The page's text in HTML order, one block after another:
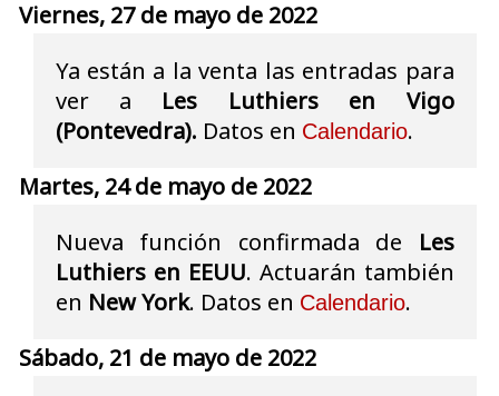
Viernes, 27 de mayo de 2022
Ya están a la venta las entradas para
ver a Les Luthiers en Vigo
(Pontevedra). Datos en Calendario.
Martes, 24 de mayo de 2022
Nueva función confirmada de Les
Luthiers en EEUU. Actuarán también
en New York. Datos en Calendario.
Sábado, 21 de mayo de 2022